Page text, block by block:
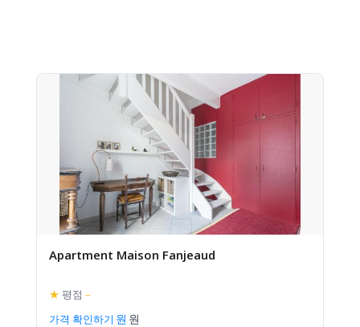
Apartment Maison Fanjeaud
★ 평점 –
가격 확인하기